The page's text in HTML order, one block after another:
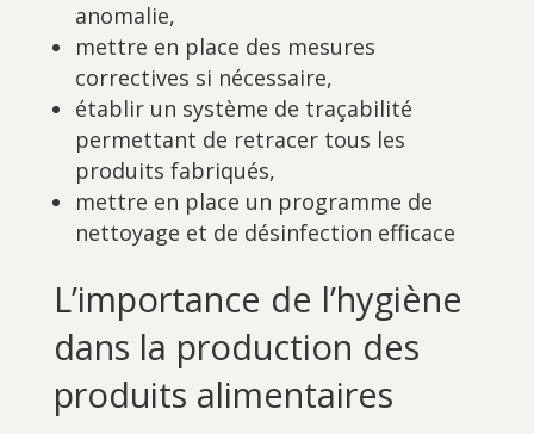
anomalie,
mettre en place des mesures
correctives si nécessaire,
établir un système de traçabilité
permettant de retracer tous les
produits fabriqués,
mettre en place un programme de
nettoyage et de désinfection efficace
L’importance de l’hygiène
dans la production des
produits alimentaires